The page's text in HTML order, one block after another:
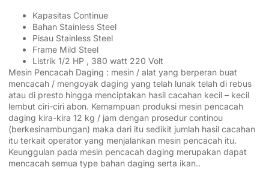
Kapasitas Continue
Bahan Stainless Steel
Pisau Stainless Steel
Frame Mild Steel
Listrik 1/2 HP , 380 watt 220 Volt
Mesin Pencacah Daging : mesin / alat yang berperan buat
mencacah / mengoyak daging yang telah lunak telah di rebus
atau di presto hingga menciptakan hasil cacahan kecil – kecil
lembut ciri-ciri abon. Kemampuan produksi mesin pencacah
daging kira-kira 12 kg / jam dengan prosedur continou
(berkesinambungan) maka dari itu sedikit jumlah hasil cacahan
itu terkait operator yang menjalankan mesin pencacah itu.
Keunggulan pada mesin pencacah daging merupakan dapat
mencacah semua type bahan daging serta ikan..